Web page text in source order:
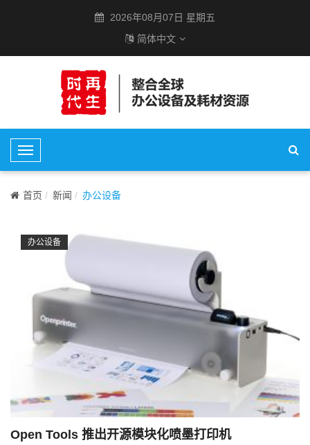
2026年08月07日 星期五
简体中文
T
o
g
e
N
n
首页 新闻 办公设备
办公设备
Open Tools 推出开源模块化喷墨打印机